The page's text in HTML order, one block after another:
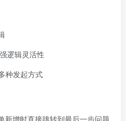
逻辑灵活性
种发起方式
新增时直接跳转到最后一步问题